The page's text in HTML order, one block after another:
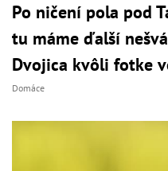
Po ničení pola pod
tu máme ďalší
Dvojica kvôli fotke
Domáce